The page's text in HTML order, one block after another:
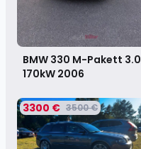
BMW 330 M-Pakett 3.0
170kW 2006
3300 € 3500 €